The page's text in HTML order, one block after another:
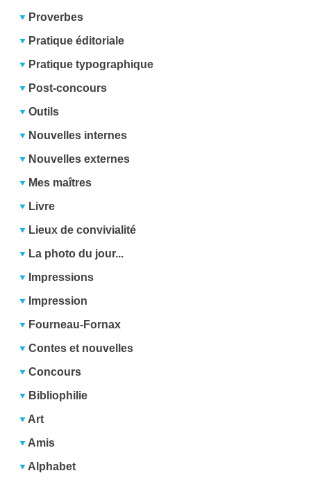
Proverbes
Pratique éditoriale
Pratique typographique
Post-concours
Outils
Nouvelles internes
Nouvelles externes
Mes maîtres
Livre
Lieux de convivialité
La photo du jour...
Impressions
Impression
Fourneau-Fornax
Contes et nouvelles
Concours
Bibliophilie
Art
Amis
Alphabet